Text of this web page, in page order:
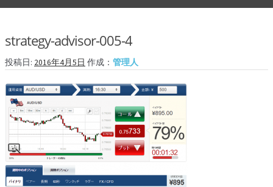
ゲ
シ
ン
へ
ス
キ
プ
テ
ツ
ス
キ
ッ
プ
業者一覧
ハイローオーストラリア
オプションビット
ファイブスターズオプション
初心者講座
基本ルール・取引のしかた
strategy-advisor-005-4
投稿日: 2016年4月5日 作成： 管理人